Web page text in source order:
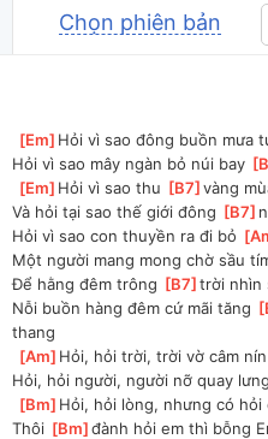
Chọn phiên bản
[Em ]Hỏi vì sao đông buồn mưa
Hỏi vì sao mây ngàn bỏ núi bay [
[Em ]Hỏi vì sao thu [B7 ]
vàng
Và hỏi tại sao thế giới đông [B7 ]
Hỏi vì sao con thuyền ra đi bỏ [
Một người mang mong chờ sầu
Để hằng đêm trông [B7 ]trời nhìn
Nỗi buồn hàng đêm cứ mãi tăng [
thang
[Am ]Hỏi, hỏi trời, trời vờ câm nín
Hỏi, hỏi người, người nỡ quay lưng
[Bm ]Hỏi, hỏi lòng, nhưng có hỏi
Thôi [Bm ]
đành hỏi em thì bỗng